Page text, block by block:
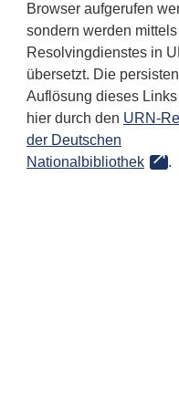
Browser aufgerufen
sondern werden
Resolvingdienstes in
übersetzt. Die
Auflösung dieses
hier durch den URN-
der Deutschen
Nationalbibliothek
.